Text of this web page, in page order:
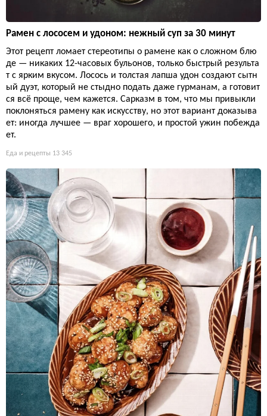
Рамен с лососем и удоном: нежный суп за 30 минут
Этот рецепт ломает стереотипы о рамене как о сложном блю
де — никаких 12-часовых бульонов, только быстрый результа
т с ярким вкусом. Лосось и толстая лапша удон создают сытн
ый дуэт, который не стыдно подать даже гурманам, а готовит
ся всё проще, чем кажется. Сарказм в том, что мы привыкли
поклоняться рамену как искусству, но этот вариант доказыва
ет: иногда лучшее — враг хорошего, и простой ужин побежда
ет.
Еда и рецепты 13 345